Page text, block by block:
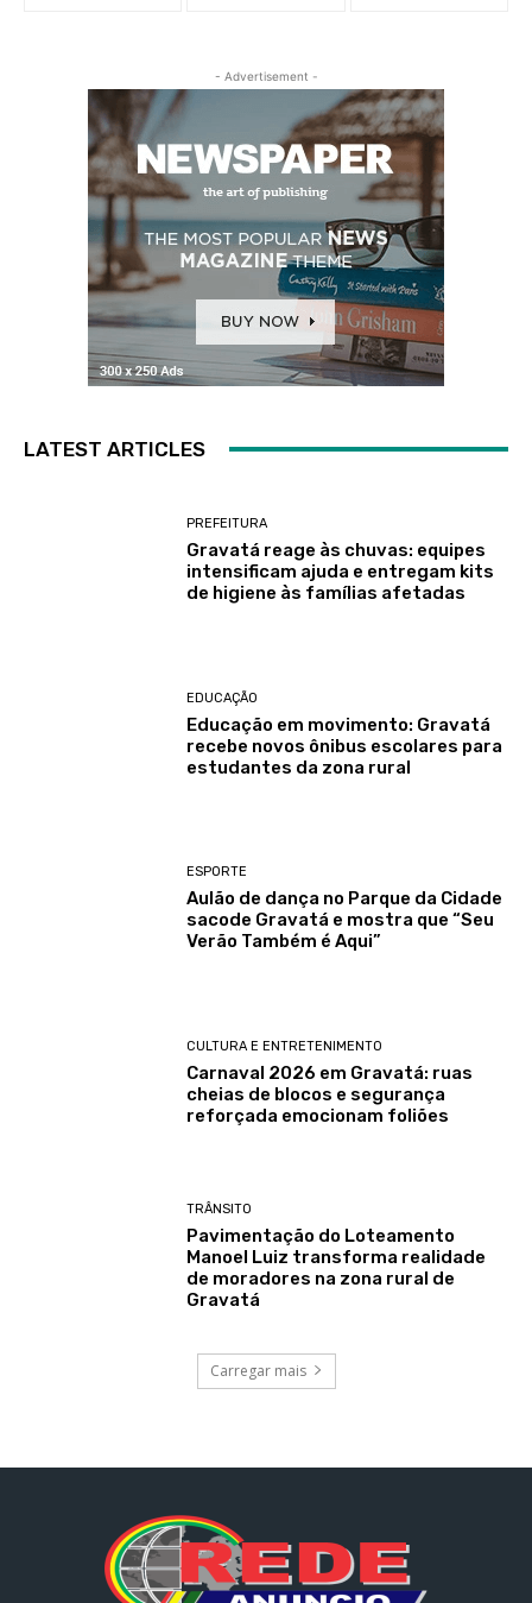
- Advertisement -
LATEST ARTICLES
PREFEITURA
Gravatá reage às chuvas: equipes
intensificam ajuda e entregam kits
de higiene às famílias afetadas
EDUCAÇÃO
Educação em movimento: Gravatá
recebe novos ônibus escolares para
estudantes da zona rural
ESPORTE
Aulão de dança no Parque da Cidade
sacode Gravatá e mostra que “Seu
Verão Também é Aqui”
CULTURA E ENTRETENIMENTO
Carnaval 2026 em Gravatá: ruas
cheias de blocos e segurança
reforçada emocionam foliões
TRÂNSITO
Pavimentação do Loteamento
Manoel Luiz transforma realidade
de moradores na zona rural de
Gravatá
Carregar mais